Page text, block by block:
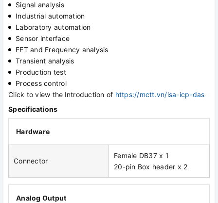
Signal analysis
Industrial automation
Laboratory automation
Sensor interface
FFT and Frequency analysis
Transient analysis
Production test
Process control
Click to view the Introduction of https://mctt.vn/isa-icp-das
Specifications
Hardware
Connector
Female DB37 x 1
20-pin Box header x 2
Analog Output